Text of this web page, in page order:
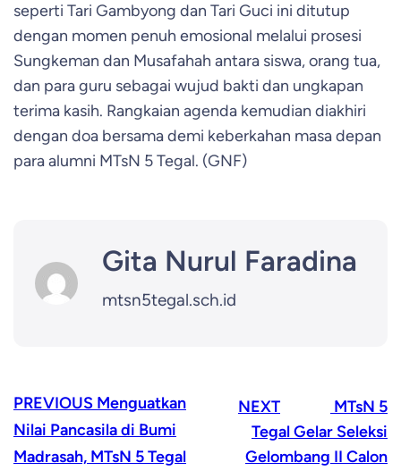
seperti Tari Gambyong dan Tari Guci ini ditutup
dengan momen penuh emosional melalui prosesi
Sungkeman dan Musafahah antara siswa, orang tua,
dan para guru sebagai wujud bakti dan ungkapan
terima kasih. Rangkaian agenda kemudian diakhiri
dengan doa bersama demi keberkahan masa depan
para alumni MTsN 5 Tegal. (GNF)
Gita Nurul Faradina
mtsn5tegal.sch.id
PREVIOUS Menguatkan
Nilai Pancasila di Bumi
Madrasah, MTsN 5 Tegal
NEXT
MTsN 5
Tegal Gelar Seleksi
Gelombang II Calon